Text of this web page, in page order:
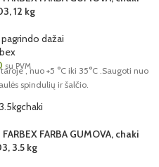
12 kg
dažai
su PVM, nuo +5 °C iki 35°C .Saugoti nuo
spindulių ir šalčio.
chaki
FARBA GUMOVA, chaki
3.5 kg